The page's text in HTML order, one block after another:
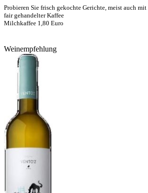
Probieren Sie frisch gekochte Gerichte, meist auch
fair gehandelter Kaffee
Milchkaffee 1,80 Euro
Weinempfehlung